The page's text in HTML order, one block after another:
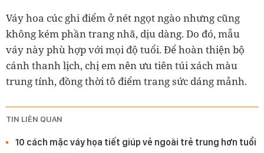
Váy hoa cúc ghi điểm ở nét ngọt ngào nhưng cũng
không kém phần trang nhã, dịu dàng. Do đó, mẫu
váy này phù hợp với mọi độ tuổi. Để hoàn thiện bộ
cánh thanh lịch, chị em nên ưu tiên túi xách màu
trung tính, đồng thời tô điểm trang sức dáng mảnh.
TIN LIÊN QUAN
10 cách mặc váy họa tiết giúp vẻ ngoài trẻ trung hơn tuổi